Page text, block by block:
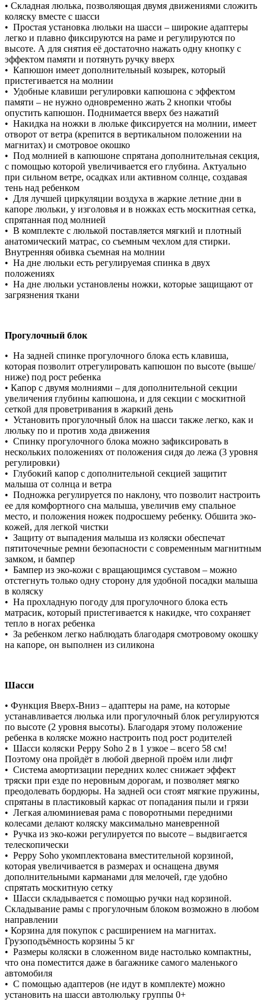
• Складная люлька, позволяющая двумя движениями сложить
коляску вместе с шасси
• Простая установка люльки на шасси – широкие адаптеры
легко и плавно фиксируются на раме и регулируются по
высоте. А для снятия её достаточно нажать одну кнопку с
эффектом памяти и потянуть ручку вверх
• Капюшон имеет дополнительный козырек, который
пристегивается на молнии
• Удобные клавиши регулировки капюшона с эффектом
памяти – не нужно одновременно жать 2 кнопки чтобы
опустить капюшон. Поднимается вверх без нажатий
• Накидка на ножки в люльке фиксируется на молнии, имеет
отворот от ветра (крепится в вертикальном положении на
магнитах) и смотровое окошко
• Под молнией в капюшоне спрятана дополнительная секция,
с помощью которой увеличивается его глубина. Актуально
при сильном ветре, осадках или активном солнце, создавая
тень над ребенком
• Для лучшей циркуляции воздуха в жаркие летние дни в
капоре люльки, у изголовья и в ножках есть москитная сетка,
спрятанная под молнией
• В комплекте с люлькой поставляется мягкий и плотный
анатомический матрас, со съемным чехлом для стирки.
Внутренняя обивка съемная на молнии
• На дне люльки есть регулируемая спинка в двух
положениях
• На дне люльки установлены ножки, которые защищают от
загрязнения ткани
Прогулочный блок
• На задней спинке прогулочного блока есть клавиша,
которая позволит отрегулировать капюшон по высоте (выше/
ниже) под рост ребенка
• Капор с двумя молниями – для дополнительной секции
увеличения глубины капюшона, и для секции с москитной
сеткой для проветривания в жаркий день
• Установить прогулочный блок на шасси также легко, как и
люльку по и против хода движения
• Спинку прогулочного блока можно зафиксировать в
нескольких положениях от положения сидя до лежа (3 уровня
регулировки)
• Глубокий капор с дополнительной секцией защитит
малыша от солнца и ветра
• Подножка регулируется по наклону, что позволит настроить
ее для комфортного сна малыша, увеличив ему спальное
место, и положения ножек подросшему ребенку. Обшита эко-
кожей, для легкой чистки
• Защиту от выпадения малыша из коляски обеспечат
пятиточечные ремни безопасности с современным магнитным
замком, и бампер
• Бампер из эко-кожи с вращающимся суставом – можно
отстегнуть только одну сторону для удобной посадки малыша
в коляску
• На прохладную погоду для прогулочного блока есть
матрасик, который пристегивается к накидке, что сохраняет
тепло в ногах ребенка
• За ребенком легко наблюдать благодаря смотровому окошку
на капоре, он выполнен из силикона
Шасси
• Функция Вверх-Вниз – адаптеры на раме, на которые
устанавливается люлька или прогулочный блок регулируются
по высоте (2 уровня высоты). Благодаря этому положение
ребенка в коляске можно настроить под рост родителей
• Шасси коляски Peppy Soho 2 в 1 узкое – всего 58 см!
Поэтому она пройдёт в любой дверной проём или лифт
• Система амортизации передних колес снижает эффект
тряски при езде по неровным дорогам, и позволяет мягко
преодолевать бордюры. На задней оси стоят мягкие пружины,
спрятаны в пластиковый каркас от попадания пыли и грязи
• Легкая алюминиевая рама с поворотными передними
колесами делают коляску максимально маневренной
• Ручка из эко-кожи регулируется по высоте – выдвигается
телескопически
• Peppy Soho укомплектована вместительной корзиной,
которая увеличивается в размерах и оснащена двумя
дополнительными карманами для мелочей, где удобно
спрятать москитную сетку
• Шасси складывается с помощью ручки над корзиной.
Складывание рамы с прогулочным блоком возможно в любом
направлении
• Корзина для покупок с расширением на магнитах.
Грузоподъёмность корзины 5 кг
• Размеры коляски в сложенном виде настолько компактны,
что она поместится даже в багажнике самого маленького
автомобиля
• С помощью адаптеров (не идут в комплекте) можно
установить на шасси автолюльку группы 0+